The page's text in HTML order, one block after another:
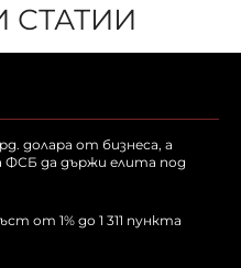
долара от бизнеса, а
да държи елита под
от 1% до 1 311 пункта